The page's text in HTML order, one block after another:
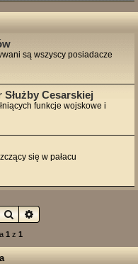
a
są wszyscy posiadacze
Cesarskiej
funkcje wojskowe i
się w pałacu
SzukajWyszukiwanie
1 z 1